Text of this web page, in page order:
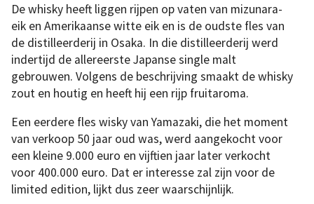
De whisky heeft liggen rijpen op vaten van mizunara-
eik en Amerikaanse witte eik en is de oudste fles van
de distilleerderij in Osaka. In die distilleerderij werd
indertijd de allereerste Japanse single malt
gebrouwen. Volgens de beschrijving smaakt de whisky
zout en houtig en heeft hij een rijp fruitaroma.
Een eerdere fles wisky van Yamazaki, die het moment
van verkoop 50 jaar oud was, werd aangekocht voor
een kleine 9.000 euro en vijftien jaar later verkocht
voor 400.000 euro. Dat er interesse zal zijn voor de
limited edition, lijkt dus zeer waarschijnlijk.